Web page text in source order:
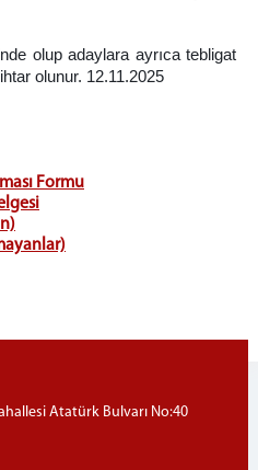
olup adaylara ayrıca tebligat
olunur. 12.11.2025
Formu
Atatürk Bulvarı No:40